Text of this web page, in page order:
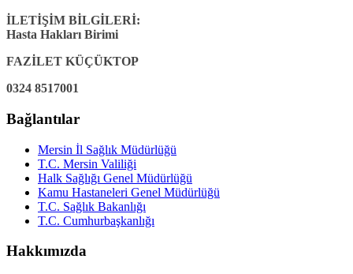
İLETİŞİM BİLGİLERİ:
Hasta Hakları Birimi
FAZİLET KÜÇÜKTOP
0324 8517001
Bağlantılar
Mersin İl Sağlık Müdürlüğü
T.C. Mersin Valiliği
Halk Sağlığı Genel Müdürlüğü
Kamu Hastaneleri Genel Müdürlüğü
T.C. Sağlık Bakanlığı
T.C. Cumhurbaşkanlığı
Hakkımızda